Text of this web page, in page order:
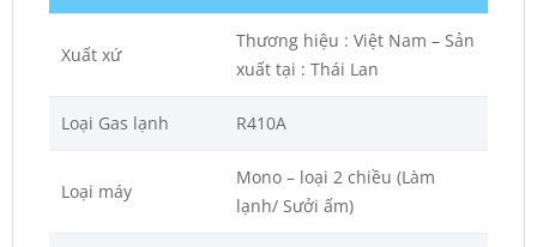
Xuất xứ
Thương hiệu : Việt Nam – Sản
xuất tại : Thái Lan
Loại Gas lạnh R410A
Loại máy
Mono – loại 2 chiều (Làm
lạnh/ Sưởi ấm)